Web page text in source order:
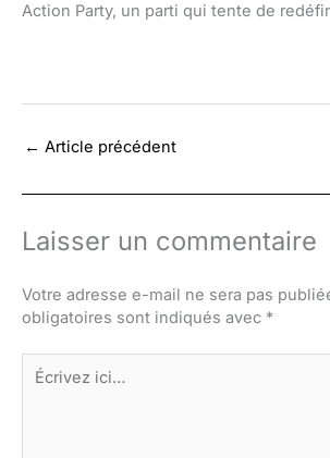
Action Party, un parti qui tente de
← Article précédent
Laisser un commentaire
Votre adresse e-mail ne sera pas
obligatoires sont indiqués avec *
Écrivez
ici…